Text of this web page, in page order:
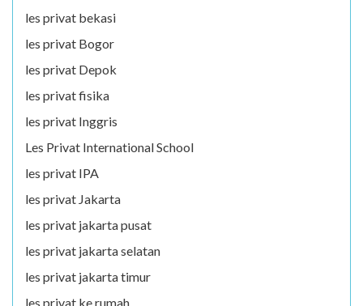
les privat bekasi
les privat Bogor
les privat Depok
les privat fisika
les privat Inggris
Les Privat International School
les privat IPA
les privat Jakarta
les privat jakarta pusat
les privat jakarta selatan
les privat jakarta timur
les privat ke rumah